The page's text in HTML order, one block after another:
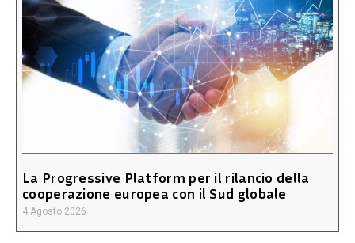
La Progressive Platform per il rilancio della
cooperazione europea con il Sud globale
4 Agosto 2026